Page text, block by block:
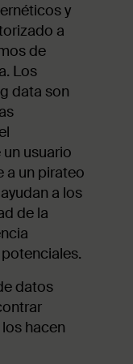
y
a
de
Los
data son
usuario
a un pirateo
a los
de la
datos
hacen